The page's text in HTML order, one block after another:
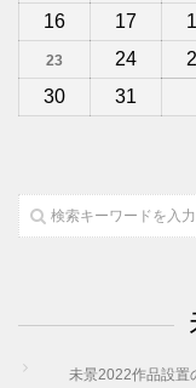
16
17
23 24
30
31
未景2022作品設置